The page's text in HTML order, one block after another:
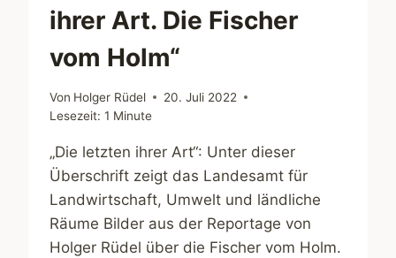
ihrer Art. Die Fischer
vom Holm“
Von Holger Rüdel
20. Juli 2022
Lesezeit: 1 Minute
„Die letzten ihrer Art“: Unter dieser
Überschrift zeigt das Landesamt für
Landwirtschaft, Umwelt und ländliche
Räume Bilder aus der Reportage von
Holger Rüdel über die Fischer vom Holm.